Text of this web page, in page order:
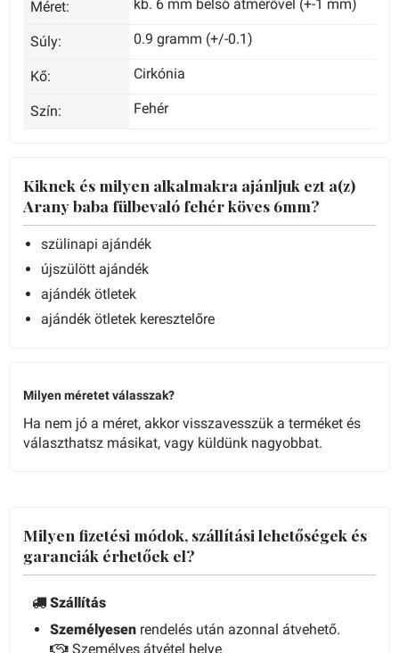
Méret: kb. 6 mm belső átmérővel (+-1 mm)
Súly: 0.9 gramm (+/-0.1)
Kő: Cirkónia
Szín: Fehér
Kiknek és milyen alkalmakra ajánljuk ezt a(z)
Arany baba fülbevaló fehér köves 6mm?
szülinapi ajándék
újszülött ajándék
ajándék ötletek
ajándék ötletek keresztelőre
Milyen méretet válasszak?
Ha nem jó a méret, akkor visszavesszük a terméket és
választhatsz másikat, vagy küldünk nagyobbat.
Milyen fizetési módok, szállítási lehetőségek és
garanciák érhetőek el?
Szállítás
Személyesen rendelés után azonnal átvehető.
Személyes átvétel helye